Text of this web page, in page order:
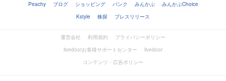
Peachy ブログ ショッピング バンク みんかぶ
みんかぶChoice
Kstyle
株探 プレスリリース
運営会社 利用規約
プライバシーポリシー
livedoorお客様サポートセンター
livedoor
コンテンツ・広告ポリシー